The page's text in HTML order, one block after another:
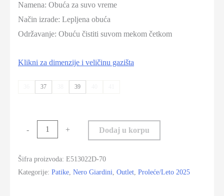
Namena: Obuća za suvo vreme
Način izrade: Lepljena obuća
Održavanje: Obuću čistiti suvom mekom četkom
Klikni za dimenzije i veličinu gazišta
37 39
- + Dodaj u korpu
Šifra proizvoda: E513022D-70
Kategorije: Patike Nero Giardini Outlet Proleće/Leto 2025